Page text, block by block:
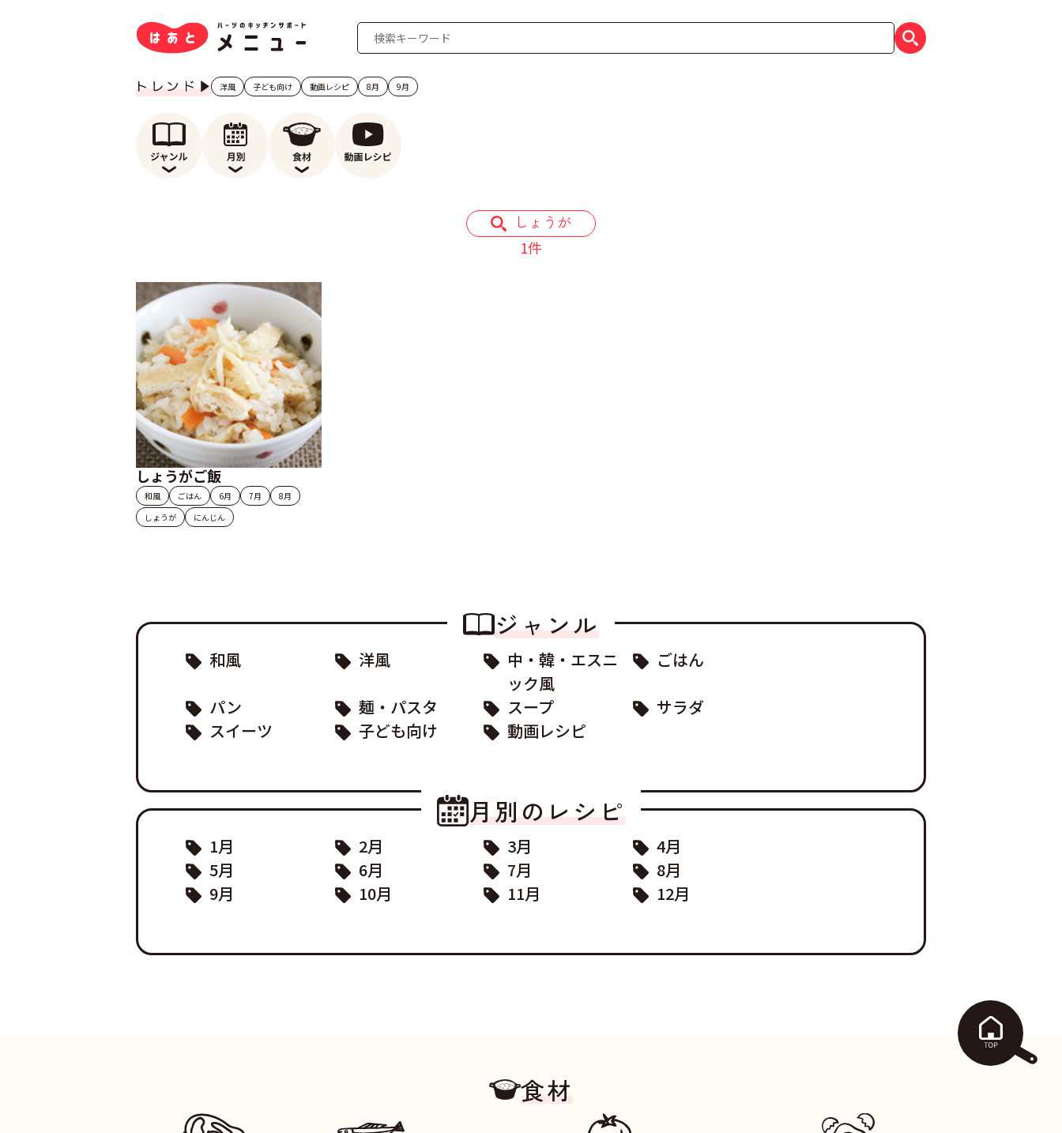
洋風 子ども向け 動画レシピ 8月 9月
しょうが
1件
しょうがご飯
和風 ごはん 6月 7月
8月
しょうが
にんじん
ジャンル
和風 洋風
中・韓・エスニ
ック風
ごはん
パン 麺・パスタ スープ
サラダ
スイーツ
子ども向け 動画レシピ
月別のレシピ
1月 2月 3月
4月
5月
6月 7月
8月
9月
10月 11月 12月
食材